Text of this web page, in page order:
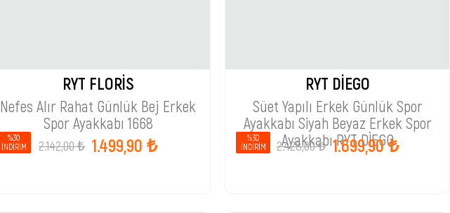
RYT FLORİS
Nefes Alır Rahat Günlük Bej Erkek
Spor Ayakkabı 1668
1.499,90 ₺
2.142,00 ₺
%30
İNDIRIM
RYT DİEGO
Süet Yapılı Erkek Günlük Spor
Ayakkabı Siyah Beyaz Erkek Spor
Ayakkabı RYT DİEGO
1.699,90 ₺
2.428,00 ₺
%30
İNDIRIM